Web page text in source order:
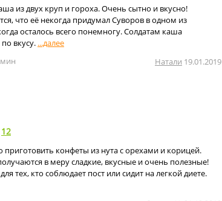
из двух круп и гороха. Очень сытно и вкусно!
что её некогда придумал Суворов в одном из
осталось всего понемногу. Солдатам каша
вкусу.
мин
Натали 19.01.2019
12
приготовить конфеты из нута с орехами и корицей.
в меру сладкие, вкусные и очень полезные!
тех, кто соблюдает пост или сидит на легкой диете.